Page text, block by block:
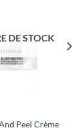
DE STOCK
Peel Crème